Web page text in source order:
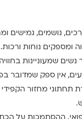
נושמים, גמישים
ומספקים נוחות ורכות.
שמעוניינות
אין ספק שמדובר
מחזור הקפידי